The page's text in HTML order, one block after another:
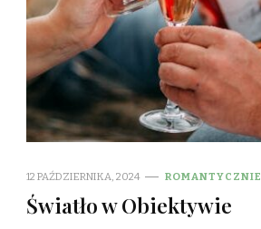
12 PAŹDZIERNIKA, 2024 ROMANTYCZNIE
Światło w Obiektywie